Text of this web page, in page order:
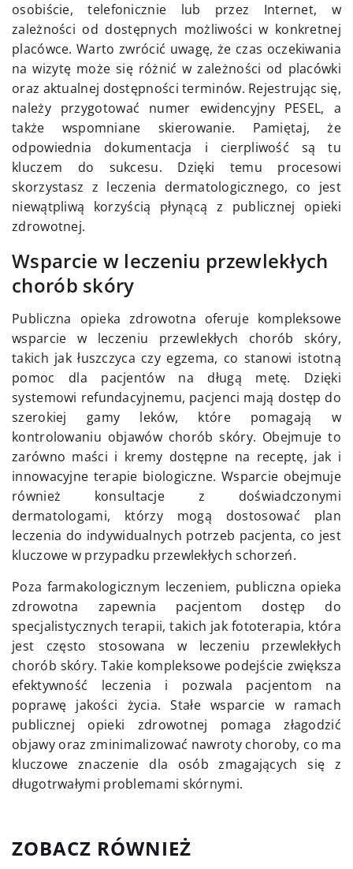
osobiście, telefonicznie lub przez Internet, w
zależności od dostępnych możliwości w konkretnej
placówce. Warto zwrócić uwagę, że czas oczekiwania
na wizytę może się różnić w zależności od placówki
oraz aktualnej dostępności terminów. Rejestrując się,
należy przygotować numer ewidencyjny PESEL, a
także wspomniane skierowanie. Pamiętaj, że
odpowiednia dokumentacja i cierpliwość są tu
kluczem do sukcesu. Dzięki temu procesowi
skorzystasz z leczenia dermatologicznego, co jest
niewątpliwą korzyścią płynącą z publicznej opieki
zdrowotnej.
Wsparcie w leczeniu przewlekłych
chorób skóry
Publiczna opieka zdrowotna oferuje kompleksowe
wsparcie w leczeniu przewlekłych chorób skóry,
takich jak łuszczyca czy egzema, co stanowi istotną
pomoc dla pacjentów na długą metę. Dzięki
systemowi refundacyjnemu, pacjenci mają dostęp do
szerokiej gamy leków, które pomagają w
kontrolowaniu objawów chorób skóry. Obejmuje to
zarówno maści i kremy dostępne na receptę, jak i
innowacyjne terapie biologiczne. Wsparcie obejmuje
również konsultacje z doświadczonymi
dermatologami, którzy mogą dostosować plan
leczenia do indywidualnych potrzeb pacjenta, co jest
kluczowe w przypadku przewlekłych schorzeń.
Poza farmakologicznym leczeniem, publiczna opieka
zdrowotna zapewnia pacjentom dostęp do
specjalistycznych terapii, takich jak fototerapia, która
jest często stosowana w leczeniu przewlekłych
chorób skóry. Takie kompleksowe podejście zwiększa
efektywność leczenia i pozwala pacjentom na
poprawę jakości życia. Stałe wsparcie w ramach
publicznej opieki zdrowotnej pomaga złagodzić
objawy oraz zminimalizować nawroty choroby, co ma
kluczowe znaczenie dla osób zmagających się z
długotrwałymi problemami skórnymi.
ZOBACZ RÓWNIEŻ